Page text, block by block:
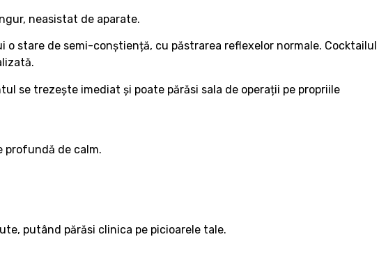
neasistat de aparate.
stare de semi-conștiență, cu păstrarea reflexelor normale. Cocktailul
se trezește imediat și poate părăsi sala de operații pe propriile
profundă de calm.
putând părăsi clinica pe picioarele tale.